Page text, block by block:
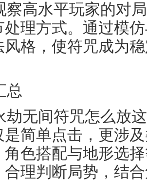
察高水平玩家的对
处理方式。通过模
风格，使符咒成为
总
劫无间符咒怎么放
是简单点击，更涉
角色搭配与地形选
合理判断局势，结